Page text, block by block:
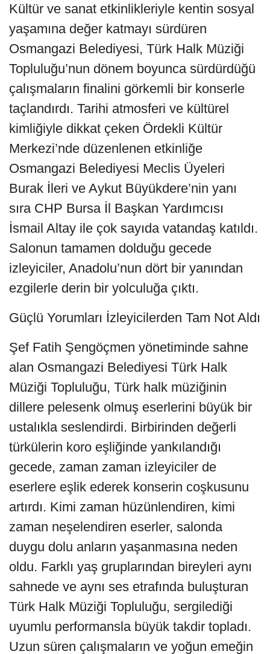
Kültür ve sanat etkinlikleriyle kentin sosyal
yaşamına değer katmayı sürdüren
Osmangazi Belediyesi, Türk Halk Müziği
Topluluğu’nun dönem boyunca sürdürdüğü
çalışmaların finalini görkemli bir konserle
taçlandırdı. Tarihi atmosferi ve kültürel
kimliğiyle dikkat çeken Ördekli Kültür
Merkezi’nde düzenlenen etkinliğe
Osmangazi Belediyesi Meclis Üyeleri
Burak İleri ve Aykut Büyükdere’nin yanı
sıra CHP Bursa İl Başkan Yardımcısı
İsmail Altay ile çok sayıda vatandaş katıldı.
Salonun tamamen dolduğu gecede
izleyiciler, Anadolu’nun dört bir yanından
ezgilerle derin bir yolculuğa çıktı.
Güçlü Yorumları İzleyicilerden Tam Not Aldı
Şef Fatih Şengöçmen yönetiminde sahne
alan Osmangazi Belediyesi Türk Halk
Müziği Topluluğu, Türk halk müziğinin
dillere pelesenk olmuş eserlerini büyük bir
ustalıkla seslendirdi. Birbirinden değerli
türkülerin koro eşliğinde yankılandığı
gecede, zaman zaman izleyiciler de
eserlere eşlik ederek konserin coşkusunu
artırdı. Kimi zaman hüzünlendiren, kimi
zaman neşelendiren eserler, salonda
duygu dolu anların yaşanmasına neden
oldu. Farklı yaş gruplarından bireyleri aynı
sahnede ve aynı ses etrafında buluşturan
Türk Halk Müziği Topluluğu, sergilediği
uyumlu performansla büyük takdir topladı.
Uzun süren çalışmaların ve yoğun emeğin